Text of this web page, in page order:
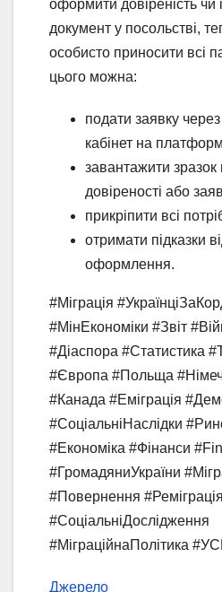
оформити довіреність чи
документ у посольстві,
особисто приносити всі
цього можна:
подати заявку
кабінет на
завантажити зразок
довіреності або
прикріпити всі
отримати підказки
оформлення.
#Міграція
#МінЕкономіки #Звіт
#Діаспора #Статистика
#Європа #Польща
#Канада #Еміграція
#СоціальніНаслідки
#Економіка #Фінанси
#ГромадяниУкраїни
#Повернення #Реміграція
#СоціальніДослідження
#МіграційнаПолітика
Джерело